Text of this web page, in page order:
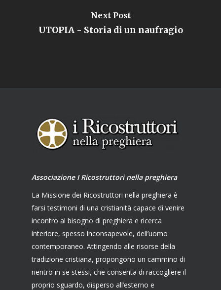
Next Post
UTOPIA - Storia di un naufragio
Associazione I Ricostruttori nella preghiera
La Missione dei Ricostruttori nella preghiera è
farsi testimoni di una cristianità capace di venire
incontro al bisogno di preghiera e ricerca
interiore, spesso inconsapevole, dell’uomo
contemporaneo. Attingendo alle risorse della
tradizione cristiana, propongono un cammino di
rientro in se stessi, che consenta di raccogliere il
proprio sguardo, disperso all’esterno e